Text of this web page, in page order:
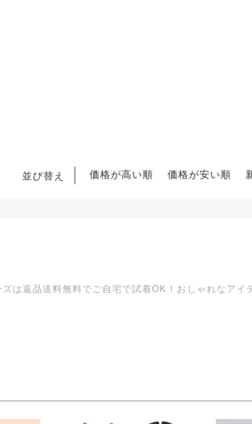
並び替え 価格が高い順 価格が安い順
は返品送料無料でご自宅で試着OK！おしゃれなアイ